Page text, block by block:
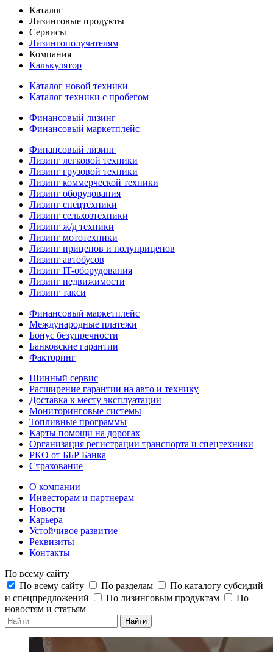
Каталог
Лизинговые продукты
Сервисы
Лизингополучателям
Компания
Калькулятор
Каталог новой техники
Каталог техники с пробегом
Финансовый лизинг
Финансовый маркетплейс
Финансовый лизинг
Лизинг легковой техники
Лизинг грузовой техники
Лизинг коммерческой техники
Лизинг оборудования
Лизинг спецтехники
Лизинг сельхозтехники
Лизинг ж/д техники
Лизинг мототехники
Лизинг прицепов и полуприцепов
Лизинг автобусов
Лизинг IT-оборудования
Лизинг недвижимости
Лизинг такси
Финансовый маркетплейс
Международные платежи
Бонус безупречности
Банковские гарантии
Факторинг
Шинный сервис
Расширение гарантии на авто и технику
Доставка к месту эксплуатации
Мониторинговые системы
Топливные программы
Карты помощи на дорогах
Организация регистрации транспорта и спецтехники
РКО от ББР Банка
Страхование
О компании
Инвесторам и партнерам
Новости
Карьера
Устойчивое развитие
Реквизиты
Контакты
По всему сайту
По всему сайту
По разделам
По каталогу субсидий
и спецпредложений
По лизинговым продуктам
По
новостям и статьям
Найти